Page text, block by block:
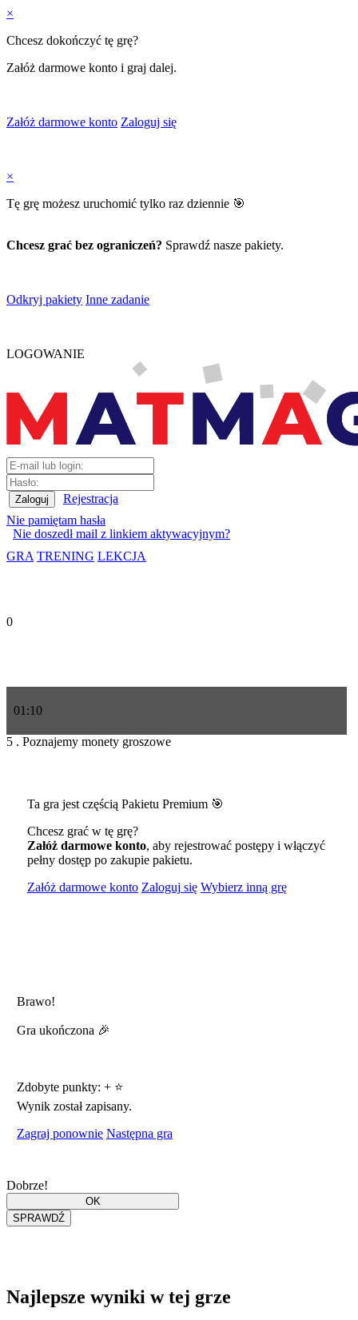
×
Chcesz dokończyć tę grę?
Załóż darmowe konto i graj dalej.
Załóż darmowe konto Zaloguj się
×
Tę grę możesz uruchomić tylko raz dziennie 🎯
Chcesz grać bez ograniczeń? Sprawdź nasze pakiety.
Odkryj pakiety Inne zadanie
LOGOWANIE
Rejestracja
Nie pamiętam hasła
Nie doszedł mail z linkiem aktywacyjnym?
GRA TRENING LEKCJA
0
01 :10
5 . Poznajemy monety groszowe
Ta gra jest częścią Pakietu Premium 🎯
Chcesz grać w tę grę?
Załóż darmowe konto, aby rejestrować postępy i włączyć
pełny dostęp po zakupie pakietu.
Załóż darmowe konto Zaloguj się Wybierz inną grę
Brawo!
Gra ukończona 🎉
Zdobyte punkty: +⭐
Wynik został zapisany.
Zagraj ponownie Następna gra
Dobrze!
Najlepsze wyniki w tej grze